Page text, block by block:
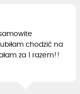
chodzić na
za 1 razem!!